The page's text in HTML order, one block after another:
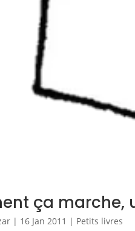
ça marche,
| 16 Jan 2011 | Petits livres